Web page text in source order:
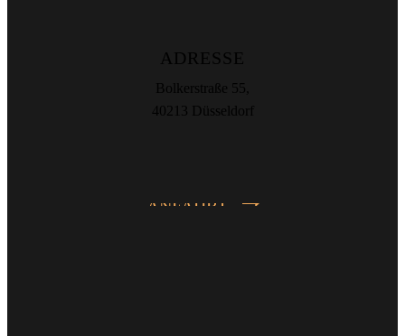
ADRESSE
Bolkerstraße 55,
40213 Düsseldorf
ANFAHRT